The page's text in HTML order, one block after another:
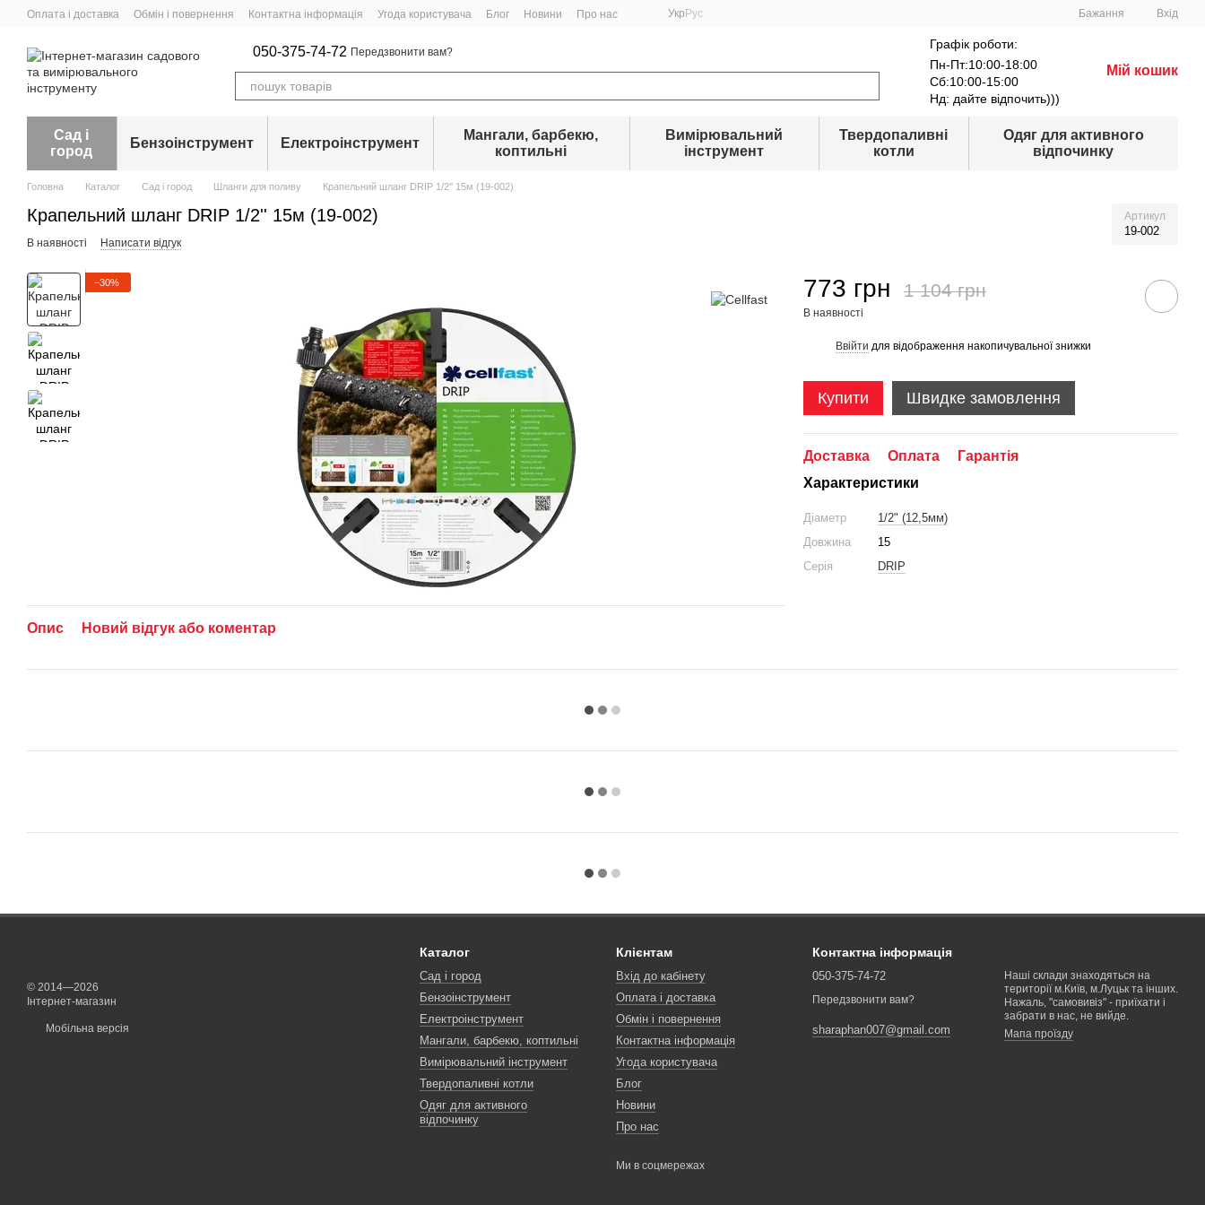
Перейти до основного контенту
Оплата і доставка Обмін і повернення Контактна інформація Угода користувача Блог Новини Про нас Укр Рус Бажання Вхід
050-375-74-72 Передзвонити вам?
Графік роботи:
Пн-Пт:10:00-18:00
Сб:10:00-15:00
Нд: дайте відпочить)))
Мій кошик
Сад і
город
Бензоінструмент Електроінструмент
Мангали, барбекю,
коптильні
Вимірювальний
інструмент
Твердопаливні
котли
Одяг для активного
відпочинку
Головна Каталог Сад і город Шланги для поливу Крапельний шланг DRIP 1/2'' 15м (19-002)
Крапельний шланг DRIP 1/2'' 15м (19-002) Артикул
19-002
В наявності Написати відгук
−30%
Опис Новий відгук або коментар
773 грн 1 104 грн
В наявності
Ввійти для відображення накопичувальної знижки
Купити Швидке замовлення
Доставка Оплата
Гарантія
Характеристики
Діаметр
1/2" (12,5мм)
Довжина
15
Серія
DRIP
© 2014—2026
Інтернет-магазин
Мобільна версія
Каталог
Сад і город
Бензоінструмент
Електроінструмент
Мангали, барбекю, коптильні
Вимірювальний інструмент
Твердопаливні котли
Одяг для активного
відпочинку
Клієнтам
Вхід до кабінету
Оплата і доставка
Обмін і повернення
Контактна інформація
Угода користувача
Блог
Новини
Про нас
Ми в соцмережах
Контактна інформація
050-375-74-72
Передзвонити вам?
sharaphan007@gmail.com
Наші склади знаходяться на
території м.Київ, м.Луцьк та інших.
Нажаль, "самовивіз" - приїхати і
забрати в нас, не вийде.
Мапа проїзду